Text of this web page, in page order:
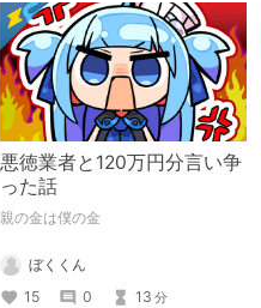
悪徳業者と120万円分言い争
った話
親の金は僕の金
ぼくくん
15
0 13 分